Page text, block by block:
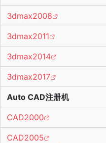
3dmax2008
3dmax2011
3dmax2014
3dmax2017
Auto CAD注册机
CAD2000
CAD2005